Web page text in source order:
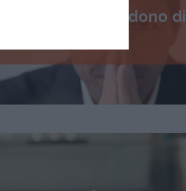
I 7 passi del perdono di